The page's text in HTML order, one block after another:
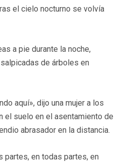
el cielo nocturno se volvía
a pie durante la noche,
de árboles en
aquí», dijo una mujer a los
el suelo en el asentamiento de
abrasador en la distancia.
partes, en todas partes, en